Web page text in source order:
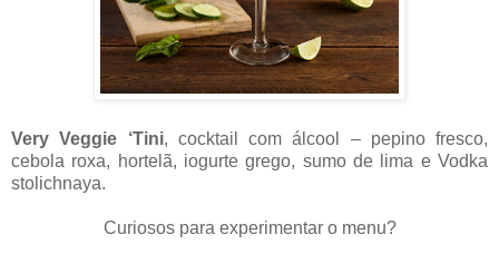
Very Veggie ‘Tini, cocktail com álcool – pepino fresco,
cebola roxa, hortelã, iogurte grego, sumo de lima e Vodka
stolichnaya.
Curiosos para experimentar o menu?